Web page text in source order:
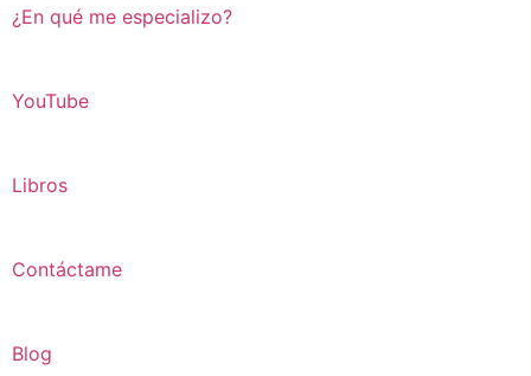
¿En qué me especializo?
YouTube
Libros
Contáctame
Blog